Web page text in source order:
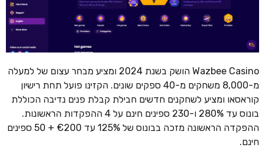
Wazbee Casino הושק בשנת 2024 ומציע מבחר עצום של למעלה
מ-8,000 משחקים מ-40 ספקים שונים. הקזינו פועל תחת רישיון
קוראסאו ומציע לשחקנים חדשים חבילת קבלת פנים נדיבה הכוללת
בונוס עד 280% ו-230 ספינים חינם על 4 ההפקדות הראשונות.
ההפקדה הראשונה מזכה בבונוס של 125% עד €200 + 50 ספינים
חינם.